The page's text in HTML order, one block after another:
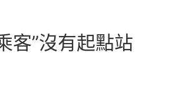
客”沒有起點站